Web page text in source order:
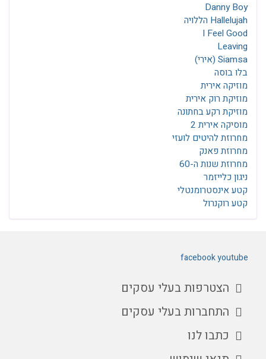
Danny Boy
Hallelujah הללויה
I Feel Good
Leaving
Siamsa (אירי)
בלו בוסה
מוזיקה אירית
מוזיקת רוק אירית
מוזיקת רקע בחתונה
מוסיקה אירית 2
מחרוזת להיטים לועזי
מחרוזת פאנק
מחרוזת שנות ה-60
ניגון כלייזמר
קטע אינסטרומנטלי
קטע רוקנרול
facebookyoutube
הצטרפות בעלי עסקים
התחברות בעלי עסקים
כתבו לנו